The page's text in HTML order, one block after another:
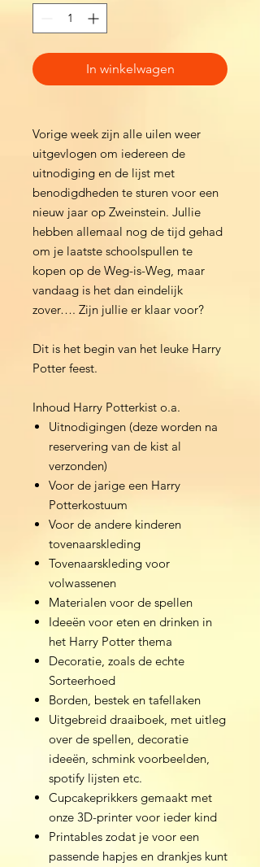
In winkelwagen
Vorige week zijn alle uilen weer
uitgevlogen om iedereen de
uitnodiging en de lijst met
benodigdheden te sturen voor een
nieuw jaar op Zweinstein. Jullie
hebben allemaal nog de tijd gehad
om je laatste schoolspullen te
kopen op de Weg-is-Weg, maar
vandaag is het dan eindelijk
zover…. Zijn jullie er klaar voor?
Dit is het begin van het leuke Harry
Potter feest.
Inhoud Harry Potterkist o.a.
Uitnodigingen (deze worden na
reservering van de kist al
verzonden)
Voor de jarige een Harry
Potterkostuum
Voor de andere kinderen
tovenaarskleding
Tovenaarskleding voor
volwassenen
Materialen voor de spellen
Ideeën voor eten en drinken in
het Harry Potter thema
Decoratie, zoals de echte
Sorteerhoed
Borden, bestek en tafellaken
Uitgebreid draaiboek, met uitleg
over de spellen, decoratie
ideeën, schmink voorbeelden,
spotify lijsten etc.
Cupcakeprikkers gemaakt met
onze 3D-printer voor ieder kind
Printables zodat je voor een
passende hapjes en drankjes kunt